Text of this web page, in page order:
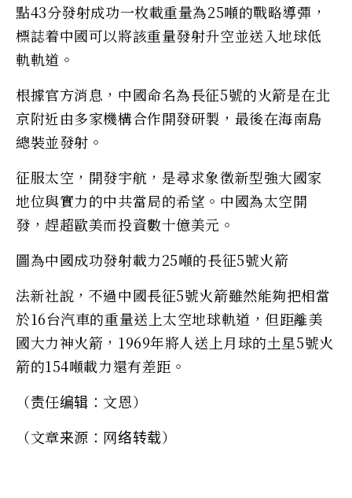
點43分發射成功一枚載重量為25噸的戰略導彈，
標誌着中國可以將該重量發射升空並送入地球低
軌軌道。
根據官方消息，中國命名為長征5號的火箭是在北
京附近由多家機構合作開發研製，最後在海南島
總裝並發射。
征服太空，開發宇航，是尋求象徵新型強大國家
地位與實力的中共當局的希望。中國為太空開
發，趕超歐美而投資數十億美元。
圖為中國成功發射載力25噸的長征5號火箭
法新社說，不過中國長征5號火箭雖然能夠把相當
於16台汽車的重量送上太空地球軌道，但距離美
國大力神火箭，1969年將人送上月球的土星5號火
箭的154噸載力還有差距。
（责任编辑：文恩）
（文章来源：网络转载）